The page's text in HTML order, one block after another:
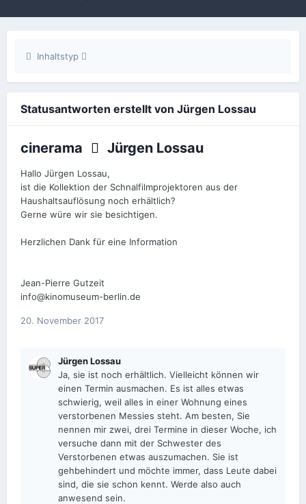
Inhaltstyp
Statusantworten erstellt von Jürgen Lossau
cinerama Jürgen Lossau
Hallo Jürgen Lossau,
ist die Kollektion der Schnalfilmprojektoren aus der
Haushaltsauflösung noch erhältlich?
Gerne würe wir sie besichtigen.
Herzlichen Dank für eine Information
Jean-Pierre Gutzeit
info@kinomuseum-berlin.de
20. November 2017
Jürgen Lossau
Ja, sie ist noch erhältlich. Vielleicht können wir
einen Termin ausmachen. Es ist alles etwas
schwierig, weil alles in einer Wohnung eines
verstorbenen Messies steht. Am besten, Sie
nennen mir zwei, drei Termine in dieser Woche, ich
versuche dann mit der Schwester des
Verstorbenen etwas auszumachen. Sie ist
gehbehindert und möchte immer, dass Leute dabei
sind, die sie schon kennt. Werde also auch
anwesend sein.